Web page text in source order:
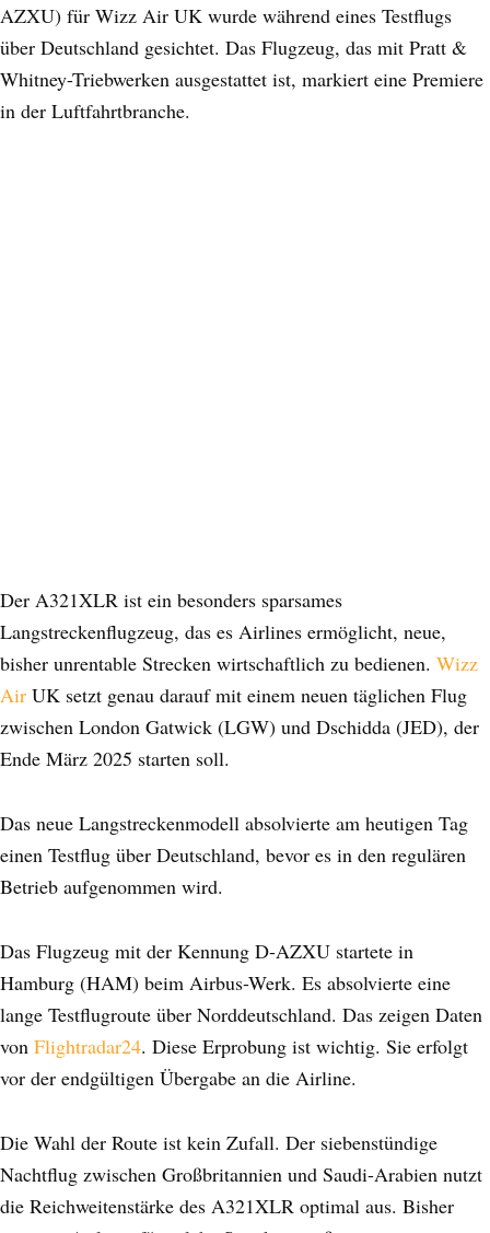
AZXU) für Wizz Air UK wurde während eines Testflugs
über Deutschland gesichtet. Das Flugzeug, das mit Pratt &
Whitney-Triebwerken ausgestattet ist, markiert eine Premiere
in der Luftfahrtbranche.
Der A321XLR ist ein besonders sparsames
Langstreckenflugzeug, das es Airlines ermöglicht, neue,
bisher unrentable Strecken wirtschaftlich zu bedienen. Wizz
Air UK setzt genau darauf mit einem neuen täglichen Flug
zwischen London Gatwick (LGW) und Dschidda (JED), der
Ende März 2025 starten soll.
Das neue Langstreckenmodell absolvierte am heutigen Tag
einen Testflug über Deutschland, bevor es in den regulären
Betrieb aufgenommen wird.
Das Flugzeug mit der Kennung D-AZXU startete in
Hamburg (HAM) beim Airbus-Werk. Es absolvierte eine
lange Testflugroute über Norddeutschland. Das zeigen Daten
von Flightradar24. Diese Erprobung ist wichtig. Sie erfolgt
vor der endgültigen Übergabe an die Airline.
Die Wahl der Route ist kein Zufall. Der siebenstündige
Nachtflug zwischen Großbritannien und Saudi-Arabien nutzt
die Reichweitenstärke des A321XLR optimal aus. Bisher